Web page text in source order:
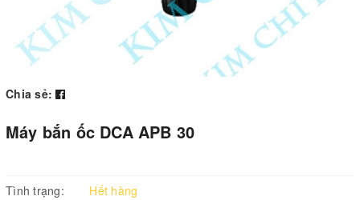
Chia sẻ:
Máy bắn ốc DCA APB 30
Tình trạng:
Hết hàng